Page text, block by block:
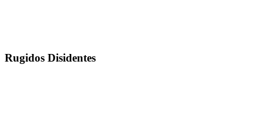
Rugidos Disidentes